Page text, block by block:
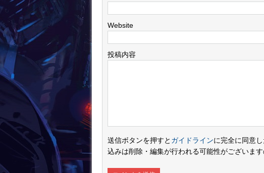
Website
投稿内容
送信ボタンを押すと ガイドラインに完全に同意
込みは削除・編集が行われる可能性がございます